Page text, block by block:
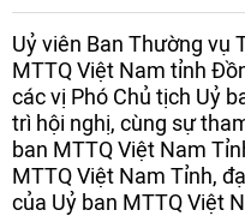
Uỷ viên Ban Thường vụ
MTTQ Việt Nam tỉnh
các vị Phó Chủ tịch Uỷ
trì hội nghị, cùng sự
ban MTTQ Việt Nam
MTTQ Việt Nam Tỉnh,
của Uỷ ban MTTQ Việt